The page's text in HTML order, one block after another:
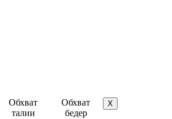
Обхват
талии
Обхват
бедер
X